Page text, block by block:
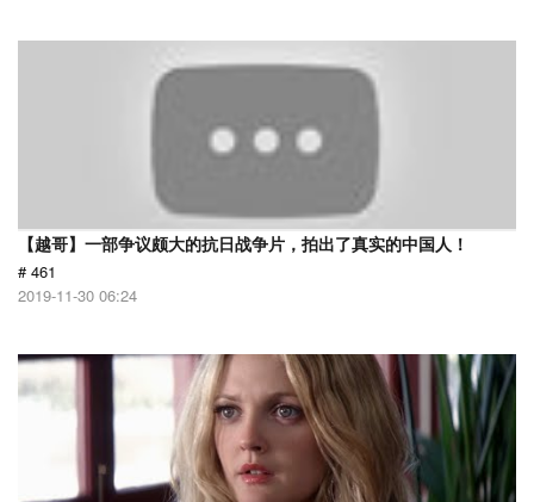
【越哥】一部争议颇大的抗日战争片，拍出了真实的中国人！
# 461
2019-11-30 06:24